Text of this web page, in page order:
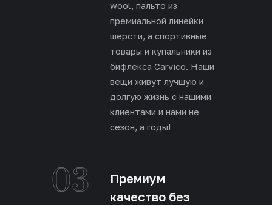
wool, пальто из
премиальной линейки
шерсти, а спортивные
товары и купальники из
бифлекса Carvico. Наши
вещи живут лучшую и
долгую жизнь с нашими
клиентами и нами не
сезон, а годы!
03
Премиум
качество без